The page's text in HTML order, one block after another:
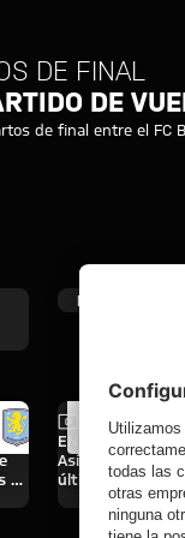
FC
DE FINAL
DE
de final entre el FC
el
Vídeo
EN DIFERIDO
Así fue el
último
entrenamiento
antes del